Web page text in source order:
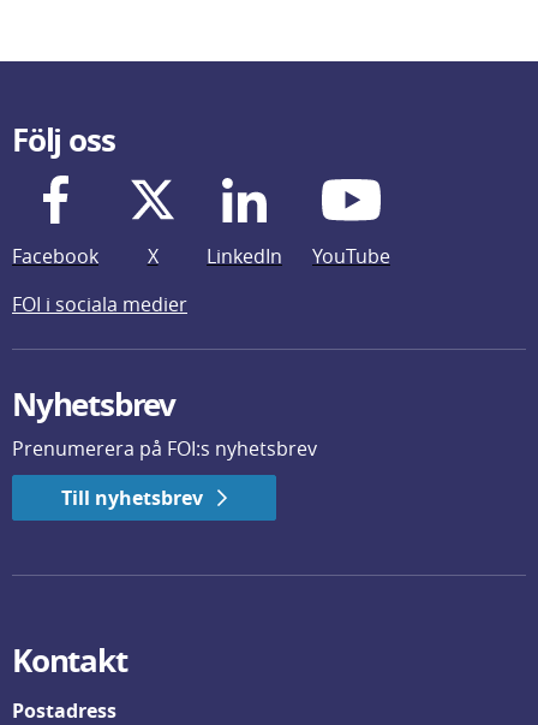
Följ oss
Facebook X LinkedIn
YouTube
FOI i sociala medier
Nyhetsbrev
Prenumerera på FOI:s nyhetsbrev
Till nyhetsbrev
Kontakt
Postadress